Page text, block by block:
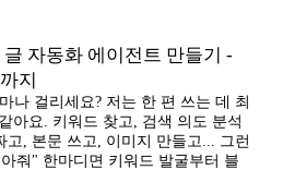
자동화 에이전트 만들기 -
지
나 걸리세요? 저는 한 편 쓰는 데 최
아요. 키워드 찾고, 검색 의도 분석
, 본문 쓰고, 이미지 만들고... 그런
줘" 한마디면 키워드 발굴부터 블